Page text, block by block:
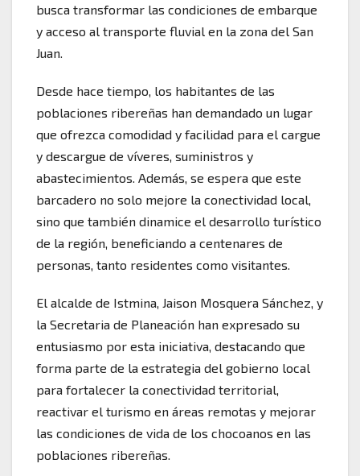
busca transformar las condiciones de embarque
y acceso al transporte fluvial en la zona del San
Juan.
Desde hace tiempo, los habitantes de las
poblaciones ribereñas han demandado un lugar
que ofrezca comodidad y facilidad para el cargue
y descargue de víveres, suministros y
abastecimientos. Además, se espera que este
barcadero no solo mejore la conectividad local,
sino que también dinamice el desarrollo turístico
de la región, beneficiando a centenares de
personas, tanto residentes como visitantes.
El alcalde de Istmina, Jaison Mosquera Sánchez, y
la Secretaria de Planeación han expresado su
entusiasmo por esta iniciativa, destacando que
forma parte de la estrategia del gobierno local
para fortalecer la conectividad territorial,
reactivar el turismo en áreas remotas y mejorar
las condiciones de vida de los chocoanos en las
poblaciones ribereñas.